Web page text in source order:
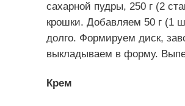
сахарной пудры, 250 г (2
крошки. Добавляем 50 г (1
долго. Формируем диск,
выкладываем в форму.
Крем